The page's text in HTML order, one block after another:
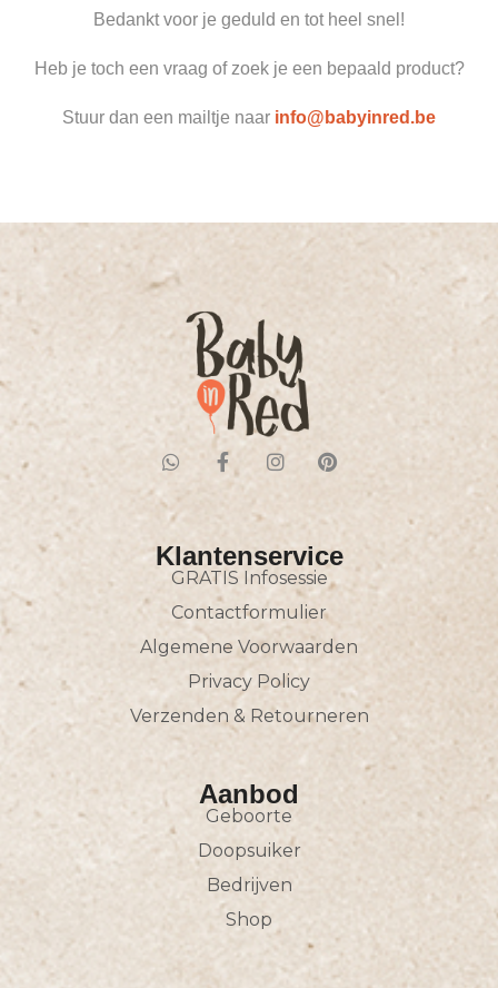
Bedankt voor je geduld en tot heel snel!
Heb je toch een vraag of zoek je een bepaald product?
Stuur dan een mailtje naar info@babyinred.be
Klantenservice
GRATIS Infosessie
Contactformulier
Algemene Voorwaarden
Privacy Policy
Verzenden & Retourneren
Aanbod
Geboorte
Doopsuiker
Bedrijven
Shop